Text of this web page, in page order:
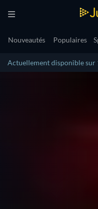
Nouveautés Populaires
Actuellement disponible sur